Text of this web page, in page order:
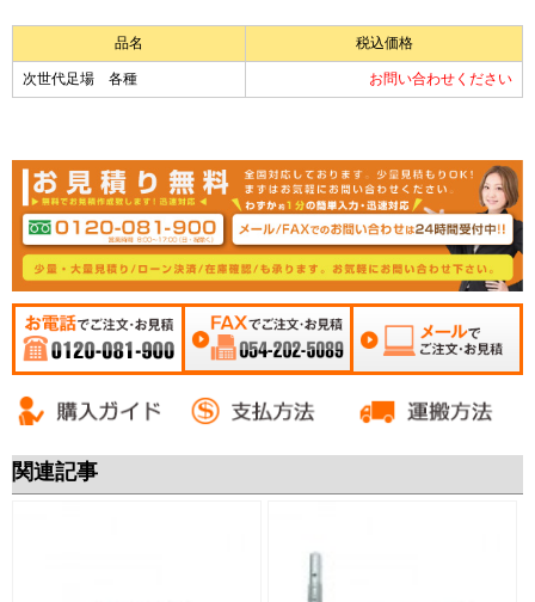
品名 税込価格
次世代足場 各種 お問い合わせください
見積 0120-081-900
054-202-5089
見積
関連記事